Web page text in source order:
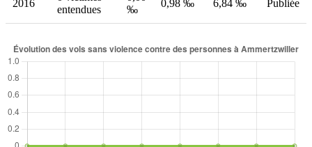
2016
entendues
‰
0,98 ‰ 6,84 ‰ Publiée